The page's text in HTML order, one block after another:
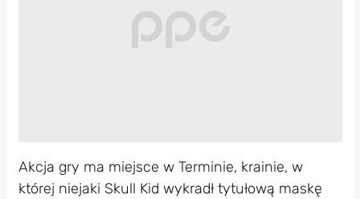
Akcja gry ma miejsce w Terminie, krainie, w
której niejaki Skull Kid wykradł tytułową maskę